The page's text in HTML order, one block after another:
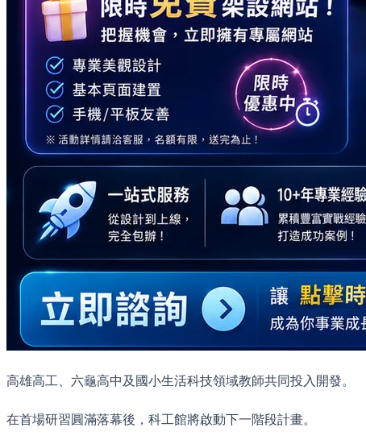
高雄高工、六龜高中及國小生活科技領域教師共同投入開發。
在首場研習圓滿落幕後，科工館將啟動下一階段計畫。